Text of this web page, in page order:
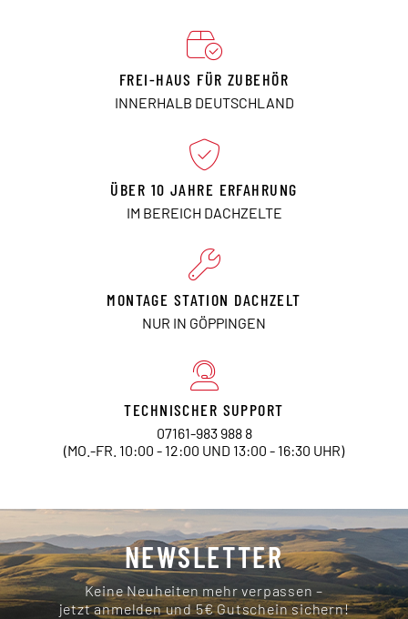
FREI-HAUS FÜR ZUBEHÖR
INNERHALB DEUTSCHLAND
ÜBER 10 JAHRE ERFAHRUNG
IM BEREICH DACHZELTE
MONTAGE STATION DACHZELT
NUR IN GÖPPINGEN
TECHNISCHER SUPPORT
07161-983 988 8
(MO.-FR. 10:00 - 12:00 UND 13:00 - 16:30 UHR)
NEWSLETTER
Keine Neuheiten mehr verpassen –
jetzt anmelden und 5€ Gutschein sichern!